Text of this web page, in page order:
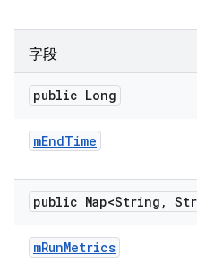
字段
public Long
mEndTime
public Map<String ,
mRunMetrics